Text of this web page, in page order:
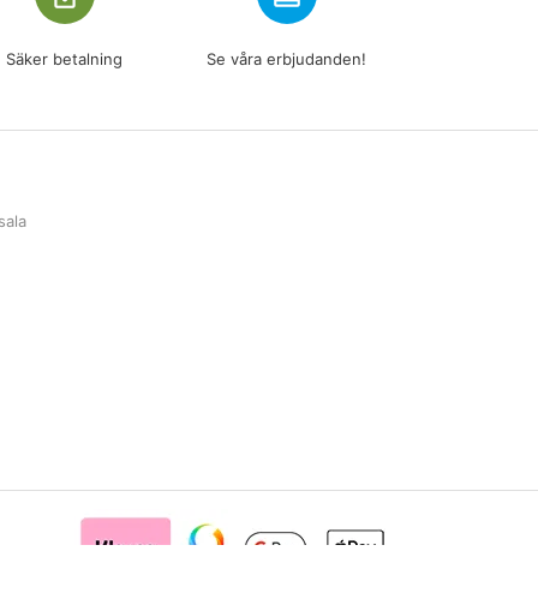
Säker betalning Se våra erbjudanden!